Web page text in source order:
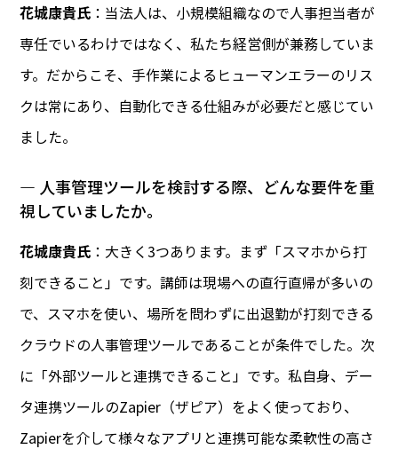
花城康貴氏 ：当法人は、小規模組織なので人事担当者が
専任でいるわけではなく、私たち経営側が兼務していま
す。だからこそ、手作業によるヒューマンエラーのリス
クは常にあり、自動化できる仕組みが必要だと感じてい
ました。
― 人事管理ツールを検討する際、どんな要件を重
視していましたか。
花城康貴氏 ：大きく3つあります。まず「スマホから打
刻できること」です。講師は現場への直行直帰が多いの
で、スマホを使い、場所を問わずに出退勤が打刻できる
クラウドの人事管理ツールであることが条件でした。次
に「外部ツールと連携できること」です。私自身、デー
タ連携ツールのZapier（ザピア）をよく使っており、
Zapierを介して様々なアプリと連携可能な柔軟性の高さ